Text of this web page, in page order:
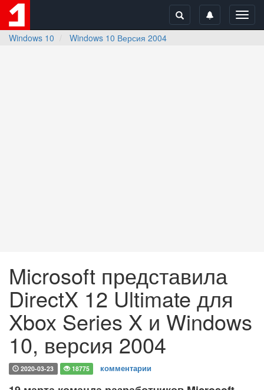
Windows 10
Windows 10 Версия 2004
Microsoft представила
DirectX 12 Ultimate для
Xbox Series X и Windows
10, версия 2004
2020-03-23 18775 комментарии